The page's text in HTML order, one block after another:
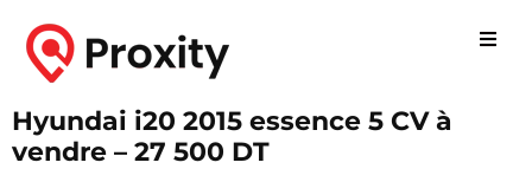
Hyundai i20 2015 essence 5 CV à
vendre – 27 500 DT